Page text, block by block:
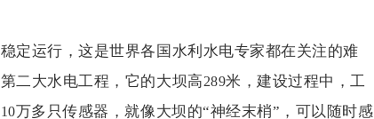
定运行，这是世界各国水利水电专家都在关注的难
二大水电工程，它的大坝高289米，建设过程中，工
10万多只传感器，就像大坝的“神经末梢”，可以随时感